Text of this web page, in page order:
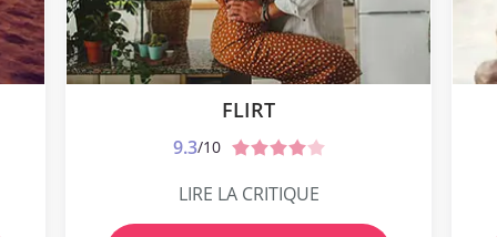
FLIRT
9.3/10
LIRE LA CRITIQUE